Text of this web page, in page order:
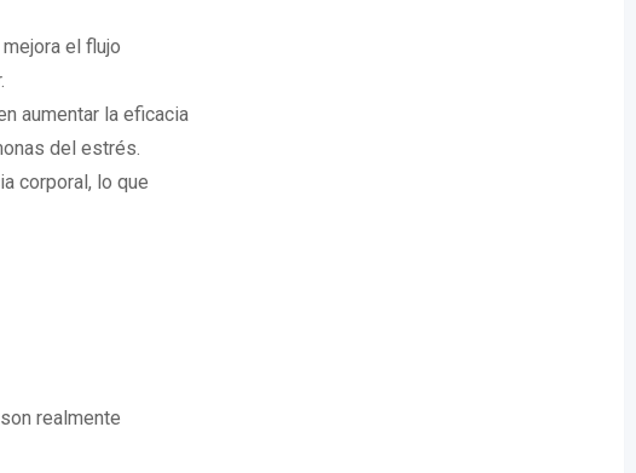
el flujo
aumentar la eficacia
del estrés.
corporal, lo que
realmente